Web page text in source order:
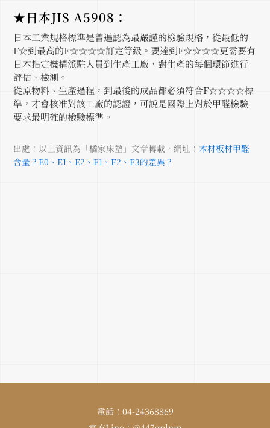
★日本JIS A5908：
日本工業規格標準是普遍認為最嚴謹的檢驗規格，從最低的
F☆到最高的F☆☆☆☆訂定等級。要達到F☆☆☆☆更需要有
日本指定機構派駐人員到生產工廠，對生產的每個環節進行
評估、檢測。
從原物料、生產過程，到最後的成品都必須符合F☆☆☆☆標
準，才會核准對該工廠的認證，可說是國際上對於甲醛檢驗
要求最明確的檢驗標準。
出處：以上資訊為「橘家床墊」文章轉載，網址： 木材板材甲醛
含量？E0、E1、E2、F1、F2、F3的差異？
電話：04-24368869